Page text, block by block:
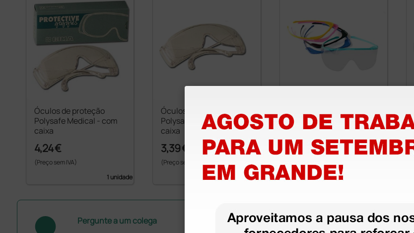
Óculos de proteção
Polysafe Medical - com
caixa
4,24 €
(Preço sem IVA)
1 unidade
Óculos de proteção
Polysafe Medical - sem
caixa
3,39 €
(Preço sem IVA)
1 unidade
Fog
31,10 €
Pergunte a um colega